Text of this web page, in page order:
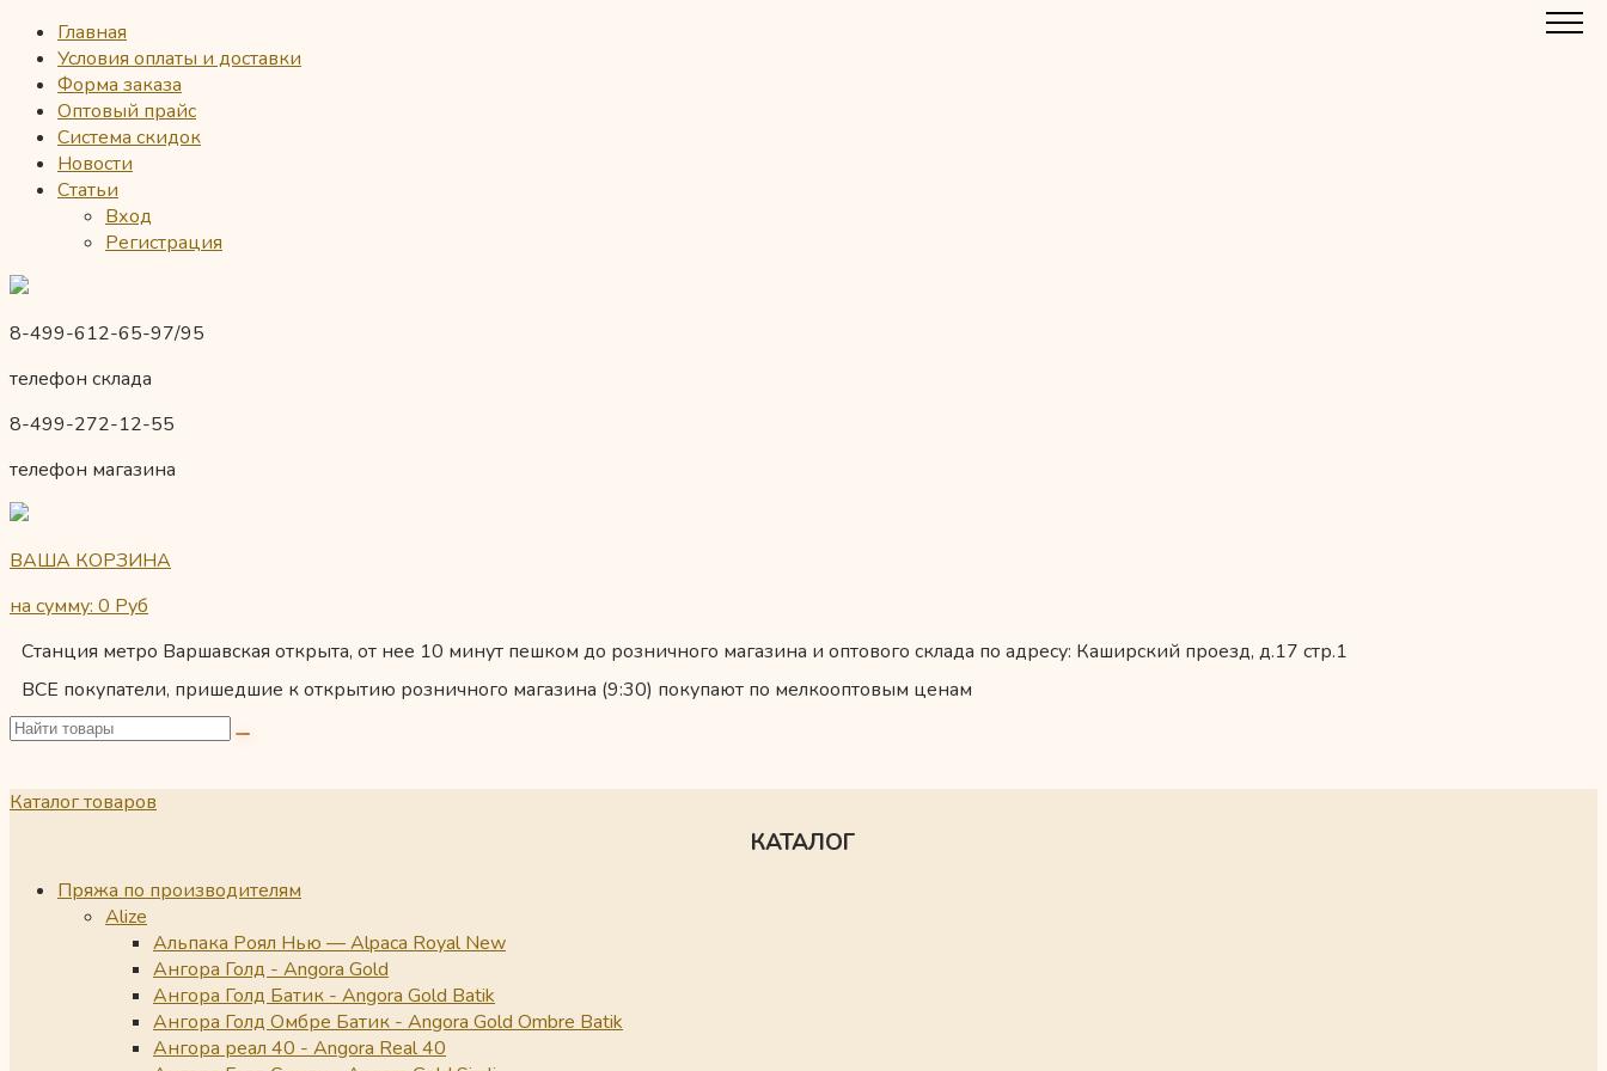
Главная
Условия оплаты и доставки
Форма заказа
Оптовый прайс
Система скидок
Новости
Статьи
Вход
Регистрация
8-499-612-65-97/95
телефон склада
8-499-272-12-55
телефон магазина
ВАША КОРЗИНА
на сумму: 0 Руб
Станция метро Варшавская открыта, от нее 10 минут пешком до розничного магазина и оптового склада по адресу: Каширский проезд, д.17 стр.1
ВСЕ покупатели, пришедшие к открытию розничного магазина (9:30) покупают по мелкооптовым ценам
Каталог товаров
КАТАЛОГ
Пряжа по производителям
Alize
Альпака Роял Нью — Alpaca Royal New
Ангора Голд - Angora Gold
Ангора Голд Батик - Angora Gold Batik
Ангора Голд Омбре Батик - Angora Gold Ombre Batik
Ангора реал 40 - Angora Real 40